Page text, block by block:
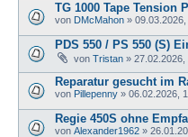
TG 1000 Tape Tension
von DMcMahon »
PDS 550 / PS 550 (S)
von Tristan » 27.02.2026,
Reparatur gesucht im
von Pillepenny » 06.02.2026,
Regie 450S ohne
von Alexander1962 »